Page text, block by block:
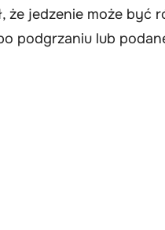
że jedzenie może być
podgrzaniu lub